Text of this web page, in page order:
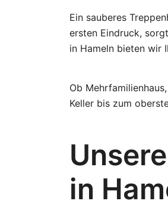
Ein sauberes
ersten Eindruck,
in Hameln bieten wir
Ob
Keller bis zum
in